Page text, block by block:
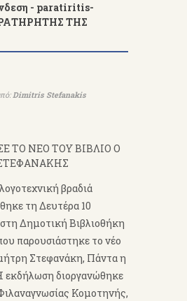
- paratiritis-
ΤΗΣ
Dimitris Stefanakis
βραδιά
τη Δευτέρα 10
Δημοτική Βιβλιοθήκη
παρουσιάστηκε το νέο
Στεφανάκη, Πάντα η
εκδήλωση διοργανώθηκε
Κομοτηνής,